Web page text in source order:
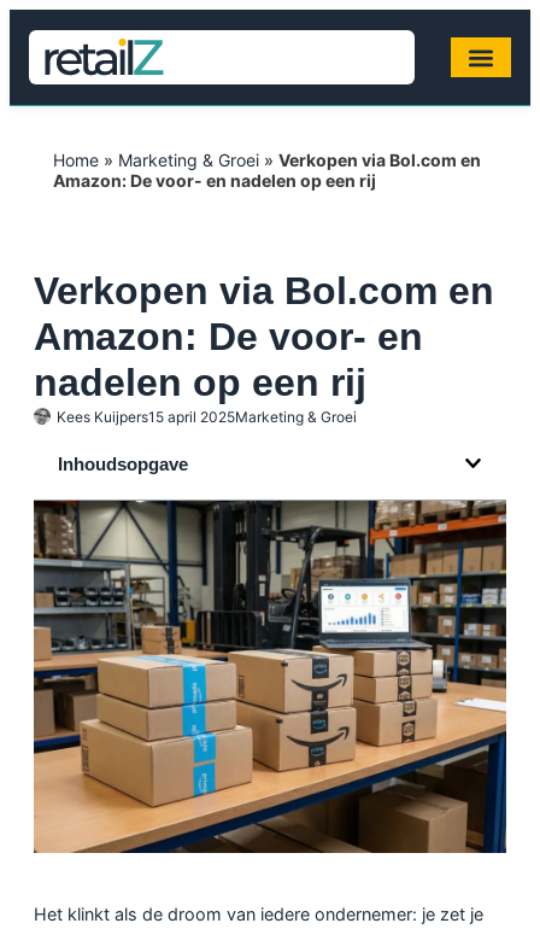
Home » Marketing & Groei » Verkopen via Bol.com en
Amazon: De voor- en nadelen op een rij
Verkopen via Bol.com en
Amazon: De voor- en
nadelen op een rij
Kees Kuijpers15 april 2025Marketing & Groei
Inhoudsopgave
Het klinkt als de droom van iedere ondernemer: je zet je